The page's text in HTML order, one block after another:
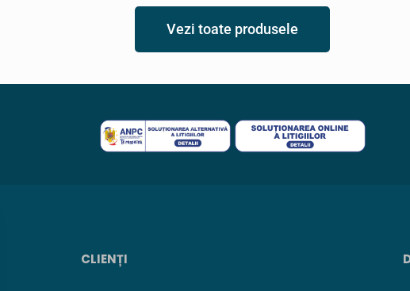
Vezi toate produsele
CLIENȚI